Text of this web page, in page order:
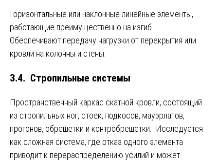
Горизонтальные или наклонные линейные элементы,
работающие преимущественно на изгиб.
Обеспечивают передачу нагрузки от перекрытия или
кровли на колонны и стены.
3.4. Стропильные системы
Пространственный каркас скатной кровли, состоящий
из стропильных ног, стоек, подкосов, мауэрлатов,
прогонов, обрешетки и контробрешетки. Исследуется
как сложная система, где отказ одного элемента
приводит к перераспределению усилий и может